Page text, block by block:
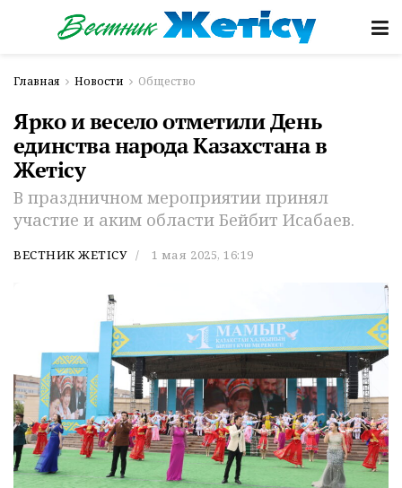
Главная Новости Общество
Ярко и весело отметили День
единства народа Казахстана в
Жетісу
В праздничном мероприятии принял
участие и аким области Бейбит Исабаев.
ВЕСТНИК ЖЕТІСУ 1 мая 2025, 16:19